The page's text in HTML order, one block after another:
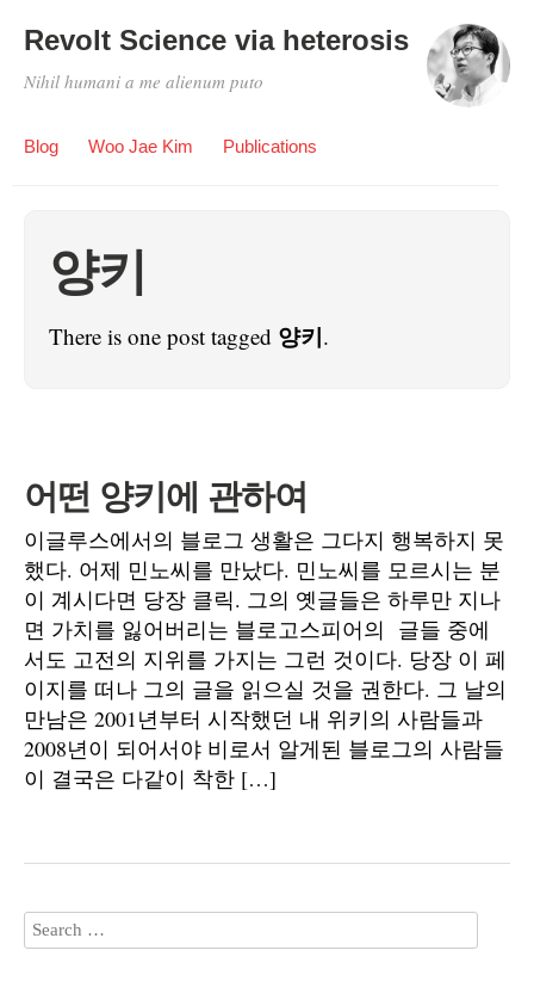
Revolt Science via heterosis
Nihil humani a me alienum puto
Blog Woo Jae Kim Publications
양키
There is one post tagged 양키.
어떤 양키에 관하여
이글루스에서의 블로그 생활은 그다지 행복하지 못
했다. 어제 민노씨를 만났다. 민노씨를 모르시는 분
이 계시다면 당장 클릭. 그의 옛글들은 하루만 지나
면 가치를 잃어버리는 블로고스피어의 글들 중에
서도 고전의 지위를 가지는 그런 것이다. 당장 이 페
이지를 떠나 그의 글을 읽으실 것을 권한다. 그 날의
만남은 2001년부터 시작했던 내 위키의 사람들과
2008년이 되어서야 비로서 알게된 블로그의 사람들
이 결국은 다같이 착한 […]